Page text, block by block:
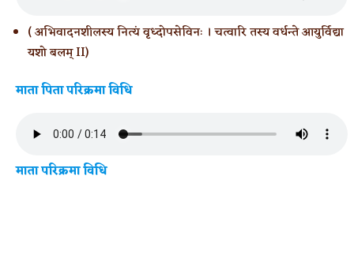
( अभिवादनशीलस्य नित्यं वृध्दोपसेविनः । चत्वारि तस्य वर्धन्ते आयुर्विद्या
यशो बलम् II)
माता पिता परिक्रमा विधि
माता परिक्रमा विधि